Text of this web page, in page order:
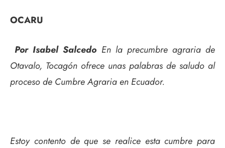
OCARU
Por Isabel Salcedo En la precumbre agraria de
Otavalo, Tocagón ofrece unas palabras de saludo al
proceso de Cumbre Agraria en Ecuador.
Estoy contento de que se realice esta cumbre para